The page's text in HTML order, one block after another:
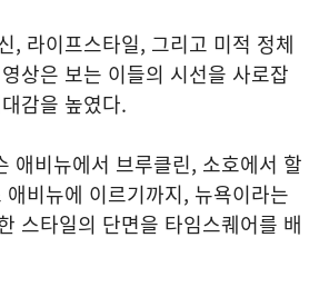
, 라이프스타일, 그리고 미적 정체
상은 보는 이들의 시선을 사로잡
감을 높였다.
애비뉴에서 브루클린, 소호에서 할
비뉴에 이르기까지, 뉴욕이라는
스타일의 단면을 타임스퀘어를 배